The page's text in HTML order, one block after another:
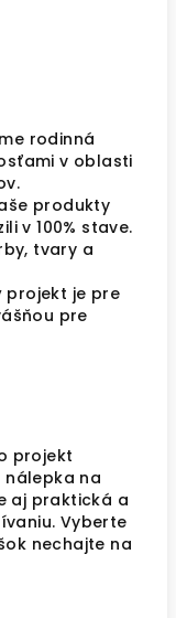
rodinná
v oblasti
produkty
v 100% stave.
tvary a
projekt je pre
pre
projekt
nálepka na
aj praktická a
Vyberte
nechajte na